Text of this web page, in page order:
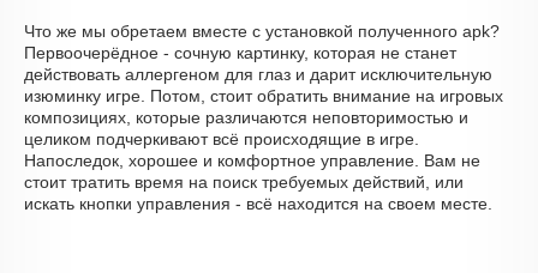
Что же мы обретаем вместе с установкой полученного apk?
Первоочерёдное - сочную картинку, которая не станет
действовать аллергеном для глаз и дарит исключительную
изюминку игре. Потом, стоит обратить внимание на игровых
композициях, которые различаются неповторимостью и
целиком подчеркивают всё происходящие в игре.
Напоследок, хорошее и комфортное управление. Вам не
стоит тратить время на поиск требуемых действий, или
искать кнопки управления - всё находится на своем месте.